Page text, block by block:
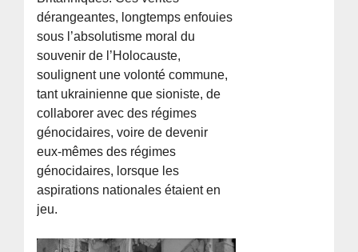
dérangeantes, longtemps enfouies
sous l’absolutisme moral du
souvenir de l’Holocauste,
soulignent une volonté commune,
tant ukrainienne que sioniste, de
collaborer avec des régimes
génocidaires, voire de devenir
eux-mêmes des régimes
génocidaires, lorsque les
aspirations nationales étaient en
jeu.